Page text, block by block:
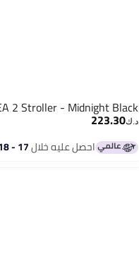
2 Stroller - Midnight Black
د.ك‏223.30
احصل عليه خلال17 - 18 اغسطس